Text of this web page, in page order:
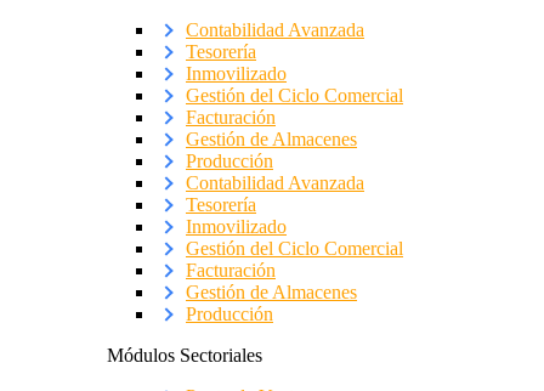
Contabilidad Avanzada
Tesorería
Inmovilizado
Gestión del Ciclo Comercial
Facturación
Gestión de Almacenes
Producción
Contabilidad Avanzada
Tesorería
Inmovilizado
Gestión del Ciclo Comercial
Facturación
Gestión de Almacenes
Producción
Módulos Sectoriales